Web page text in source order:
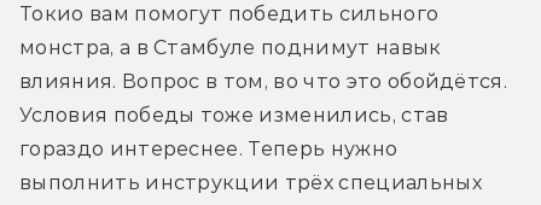
Токио вам помогут победить сильного
монстра, а в Стамбуле поднимут навык
влияния. Вопрос в том, во что это обойдётся.
Условия победы тоже изменились, став
гораздо интереснее. Теперь нужно
выполнить инструкции трёх специальных